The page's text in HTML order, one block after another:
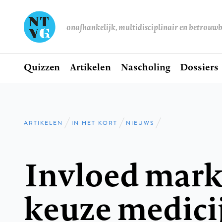
onafhankelijk, multidisciplinair en
Hoofdnavigatie
Home
Quizzen Artikelen Nascholing Dossiers
Kruimelpad
ARTIKELEN IN HET KORT NIEUWS
Invloed
keuze